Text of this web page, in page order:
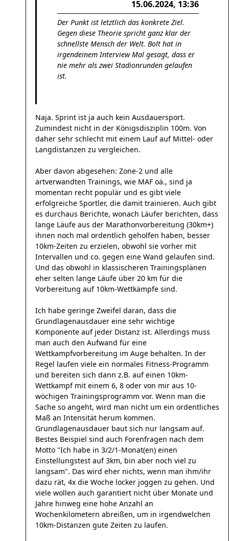
15.06.2024, 13:36
Der Punkt ist letztlich das konkrete Ziel.
Gegen diese Theorie spricht ganz klar der
schnellste Mensch der Welt. Bolt hat in
irgendeinem Interview Mal gesagt, dass er
nie mehr als zwei Stadionrunden gelaufen
ist.
Naja. Sprint ist ja auch kein Ausdauersport.
Zumindest nicht in der Königsdisziplin 100m. Von
daher sehr schlecht mit einem Lauf auf Mittel- oder
Langdistanzen zu vergleichen.
Aber davon abgesehen: Zone-2 und alle
artverwandten Trainings, wie MAF oä., sind ja
momentan recht populär und es gibt viele
erfolgreiche Sportler, die damit trainieren. Auch gibt
es durchaus Berichte, wonach Läufer berichten, dass
lange Läufe aus der Marathonvorbereitung (30km+)
ihnen noch mal ordentlich geholfen haben, besser
10km-Zeiten zu erzielen, obwohl sie vorher mit
Intervallen und co. gegen eine Wand gelaufen sind.
Und das obwohl in klassischeren Trainingsplänen
eher selten lange Läufe über 20 km für die
Vorbereitung auf 10km-Wettkämpfe sind.
Ich habe geringe Zweifel daran, dass die
Grundlagenausdauer eine sehr wichtige
Komponente auf jeder Distanz ist. Allerdings muss
man auch den Aufwand für eine
Wettkampfvorbereitung im Auge behalten. In der
Regel laufen viele ein normales Fitness-Programm
und bereiten sich dann z.B. auf einen 10km-
Wettkampf mit einem 6, 8 oder von mir aus 10-
wöchigen Trainingsprogramm vor. Wenn man die
Sache so angeht, wird man nicht um ein ordentliches
Maß an Intensität herum kommen.
Grundlagenausdauer baut sich nur langsam auf.
Bestes Beispiel sind auch Forenfragen nach dem
Motto "Ich habe in 3/2/1-Monat(en) einen
Einstellungstest auf 3km, bin aber noch viel zu
langsam". Das wird eher nichts, wenn man ihm/ihr
dazu rät, 4x die Woche locker joggen zu gehen. Und
viele wollen auch garantiert nicht über Monate und
Jahre hinweg eine hohe Anzahl an
Wochenkilometern abreißen, um in irgendwelchen
10km-Distanzen gute Zeiten zu laufen.